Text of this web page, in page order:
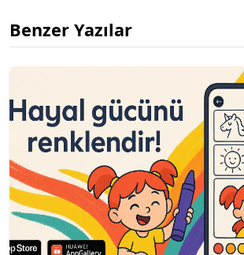
Benzer Yazılar